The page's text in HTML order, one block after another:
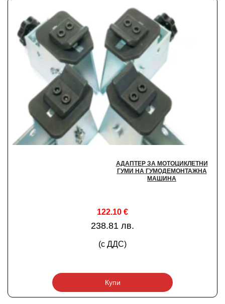
АДАПТЕР ЗА МОТОЦИКЛЕТНИ
ГУМИ НА ГУМОДЕМОНТАЖНА
МАШИНА
122.10 €
238.81 лв.
(с ДДС)
Купи